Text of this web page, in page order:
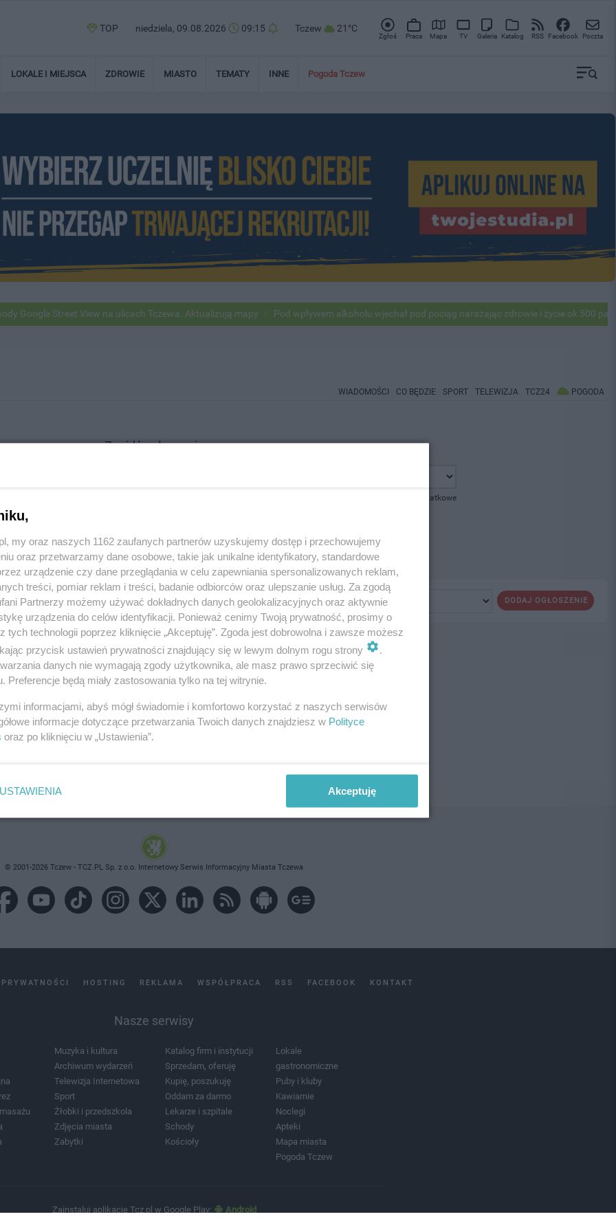
TOP niedziela, 09.08.2026 09:15 Tczew 21°C
Zgłoś Praca Mapa TV Galeria Katalog RSS Facebook Poczta
LOKALE I MIEJSCA ZDROWIE MIASTO TEMATY INNE Pogoda Tczew
Google Street View na ulicach Tczewa. Aktualizują mapy Pod wpływem alkoholu wjechał pod pociąg narażając zdrowie i życie ok 500
WIADOMOŚCI CO BĘDZIE SPORT TELEWIZJA TCZ24 POGODA
Znajdź ogłoszenie
pokaż opcje dodatkowe
DODAJ OGŁOSZENIE
ogłoszenie nie istnieje lub nie jest jeszcze aktywne!
© 2001-2026 Tczew - TCZ.PL Sp. z o.o. Internetowy Serwis Informacyjny Miasta Tczewa
HOSTING REKLAMA WSPÓŁPRACA RSS FACEBOOK KONTAKT
Nasze serwisy
Muzyka i kultura
Archiwum wydarzeń
Telewizja Internetowa
Sport
Żłobki i przedszkola
Zdjęcia miasta
Zabytki
Katalog firm i instytucji
Sprzedam, oferuję
Kupię, poszukuję
Oddam za darmo
Lekarze i szpitale
Schody
Kościoły
Lokale
gastronomiczne
Puby i kluby
Kawiarnie
Noclegi
Apteki
Mapa miasta
Pogoda Tczew
Zainstaluj aplikację Tcz.pl w Google Play: Android
my oraz naszych 1162 zaufanych partnerów uzyskujemy dostęp i przechowujemy
oraz przetwarzamy dane osobowe, takie jak unikalne identyfikatory, standardowe
urządzenie czy dane przeglądania w celu zapewniania spersonalizowanych reklam,
treści, pomiar reklam i treści, badanie odbiorców oraz ulepszanie usług. Za zgodą
Partnerzy możemy używać dokładnych danych geolokalizacyjnych oraz aktywnie
urządzenia do celów identyfikacji. Ponieważ cenimy Twoją prywatność, prosimy o
tych technologii poprzez kliknięcie „Akceptuję”. Zgoda jest dobrowolna i zawsze możesz
przycisk ustawień prywatności znajdujący się w lewym dolnym rogu strony
danych nie wymagają zgody użytkownika, ale masz prawo sprzeciwić się
Preferencje będą miały zastosowania tylko na tej witrynie.
informacjami, abyś mógł świadomie i komfortowo korzystać z naszych serwisów
informacje dotyczące przetwarzania Twoich danych znajdziesz w Polityce
oraz po kliknięciu w „Ustawienia”.
USTAWIENIA Akceptuję